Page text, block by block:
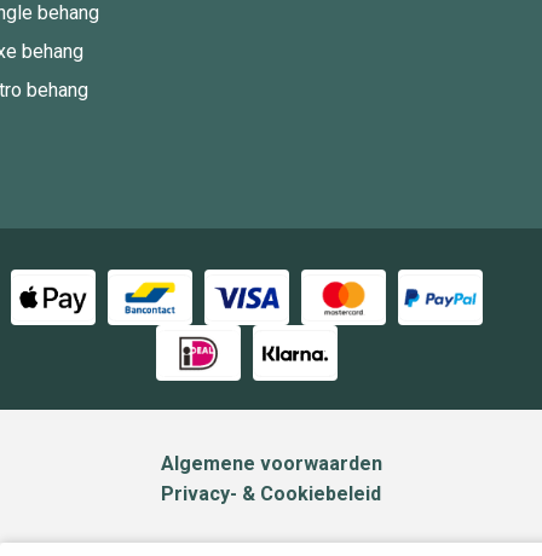
behang
behang
behang
Algemene voorwaarden
Privacy- & Cookiebeleid